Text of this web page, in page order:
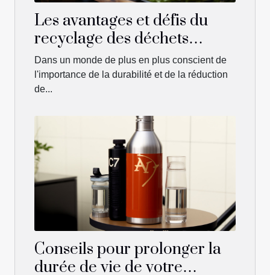
Les avantages et défis du
recyclage des déchets
organiques
Dans un monde de plus en plus conscient de
l'importance de la durabilité et de la réduction
de...
Conseils pour prolonger la
durée de vie de votre